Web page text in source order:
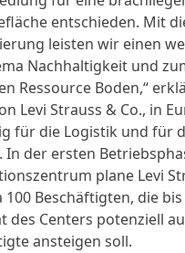
entschieden. Mit
leisten wir einen
Nachhaltigkeit und
Ressource Boden,“
Levi Strauss & Co., in
für die Logistik und für
In der ersten
plane Levi
100 Beschäftigten, die
des Centers potenziell
ansteigen soll.